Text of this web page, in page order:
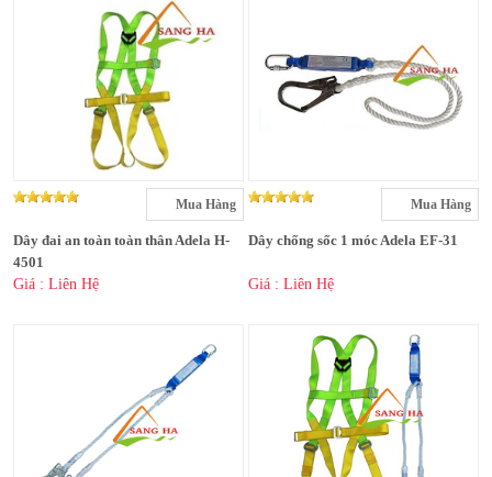
Mua Hàng
Dây đai an toàn toàn thân Adela H-
4501
Giá : Liên Hệ
Mua Hàng
Dây chống sốc 1 móc Adela EF-31
Giá : Liên Hệ